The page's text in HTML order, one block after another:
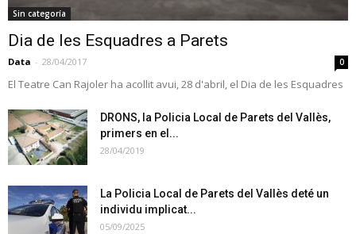
Sin categoría
Dia de les Esquadres a Parets
Data - 28/04/2017 0
El Teatre Can Rajoler ha acollit avui, 28 d'abril, el Dia de les Esquadres
DRONS, la Policia Local de Parets del Vallès,
primers en el...
28/04/2019
La Policia Local de Parets del Vallès deté un
individu implicat...
05/09/2025